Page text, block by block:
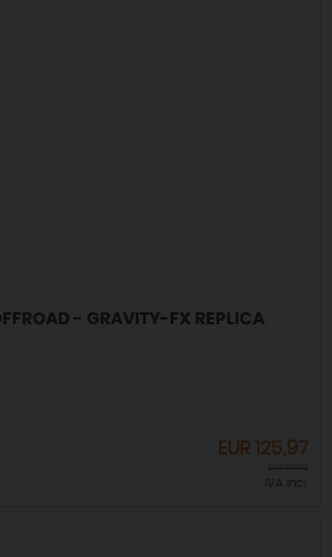
- GRAVITY-FX REPLICA
EUR 125,97
IVA incl.